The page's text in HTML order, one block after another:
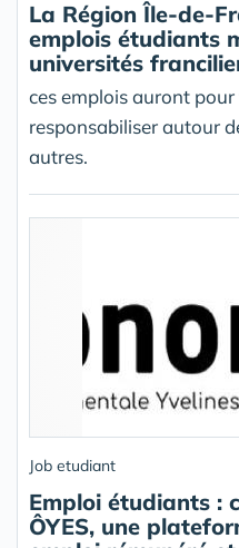
La Région Île-de-
emplois étudiants
universités
ces emplois auront
responsabiliser autour
autres.
Job etudiant
Emploi étudiants :
ÔYES, une